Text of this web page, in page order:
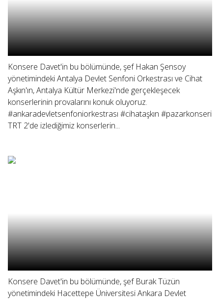
Konsere Davet'in bu bölümünde, şef Hakan Şensoy
yönetimindeki Antalya Devlet Senfoni Orkestrası ve Cihat
Aşkın'ın, Antalya Kültür Merkezi'nde gerçekleşecek
konserlerinin provalarını konuk oluyoruz.
#ankaradevletsenfoniorkestrası #cihataşkın #pazarkonseri
TRT 2'de izlediğimiz konserlerin...
Konsere Davet'in bu bölümünde, şef Burak Tüzün
yönetimindeki Hacettepe Üniversitesi Ankara Devlet